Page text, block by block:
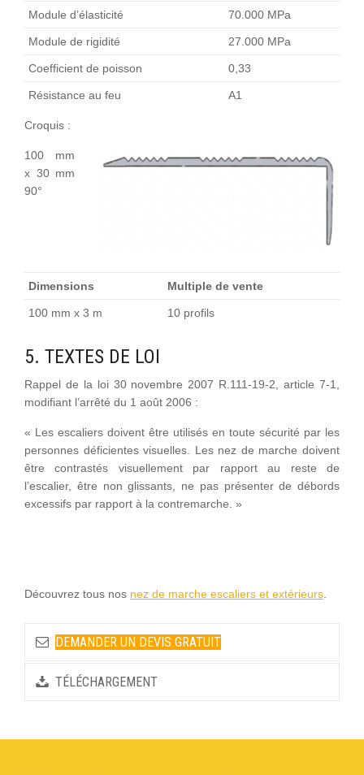
Module d’élasticité 70.000 MPa
Module de rigidité 27.000 MPa
Coefficient de poisson 0,33
Résistance au feu A1
Croquis :
100 mm
x 30 mm
90°
Dimensions Multiple de vente
100 mm x 3 m 10 profils
5. TEXTES DE LOI
Rappel de la loi 30 novembre 2007 R.111-19-2, article 7-1,
modifiant l’arrêté du 1 août 2006 :
« Les escaliers doivent être utilisés en toute sécurité par les
personnes déficientes visuelles. Les nez de marche doivent
être contrastés visuellement par rapport au reste de
l’escalier, être non glissants, ne pas présenter de débords
excessifs par rapport à la contremarche. »
Découvrez tous nos nez de marche escaliers et extérieurs.
DEMANDER UN DEVIS GRATUIT
TÉLÉCHARGEMENT